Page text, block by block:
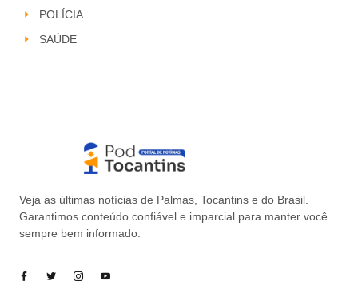
POLÍCIA
SAÚDE
Veja as últimas notícias de Palmas, Tocantins e do Brasil.
Garantimos conteúdo confiável e imparcial para manter você
sempre bem informado.